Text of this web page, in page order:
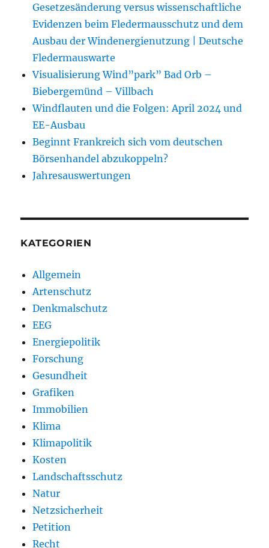
Gesetzesänderung versus wissenschaftliche
Evidenzen beim Fledermausschutz und dem
Ausbau der Windenergienutzung | Deutsche
Fledermauswarte
Visualisierung Wind”park” Bad Orb –
Biebergemünd – Villbach
Windflauten und die Folgen: April 2024 und
EE-Ausbau
Beginnt Frankreich sich vom deutschen
Börsenhandel abzukoppeln?
Jahresauswertungen
KATEGORIEN
Allgemein
Artenschutz
Denkmalschutz
EEG
Energiepolitik
Forschung
Gesundheit
Grafiken
Immobilien
Klima
Klimapolitik
Kosten
Landschaftsschutz
Natur
Netzsicherheit
Petition
Recht